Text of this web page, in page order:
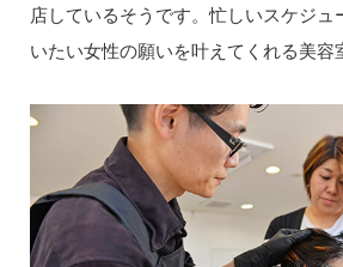
店しているそうです。忙しいスケジュ
いたい女性の願いを叶えてくれる美容